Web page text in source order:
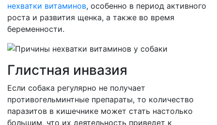
нехватки витаминов, особенно в период активного
роста и развития щенка, а также во время
беременности.
Глистная инвазия
Если собака регулярно не получает
противогельминтные препараты, то количество
паразитов в кишечнике может стать настолько
большим, что их деятельность приведет к